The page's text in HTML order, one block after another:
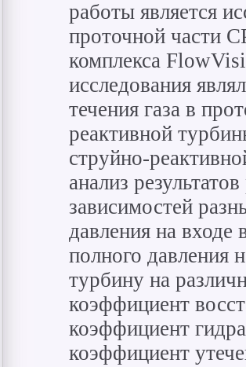
работы является
проточной части
комплекса
исследования
течения газа в
реактивной
струйно-
анализ
зависимостей
давления на входе
полного давления
турбину на
коэффициент
коэффициент
коэффициент